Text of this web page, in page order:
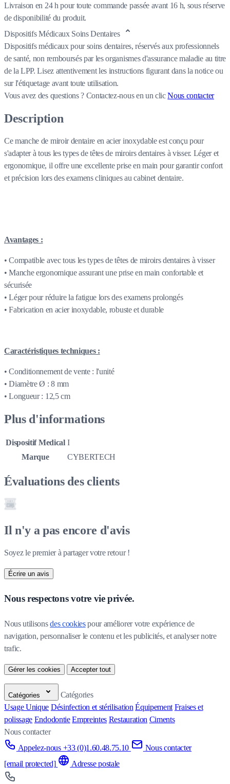
Livraison en 24 h pour toute commande passée avant 16 h, sous réserve
de disponibilité du produit.
Dispositifs Médicaux Soins Dentaires
Dispositifs médicaux pour soins dentaires, réservés aux professionnels
de santé, non remboursés par les organismes d'assurance maladie au titre
de la LPP. Lisez attentivement les instructions figurant dans la notice ou
sur l'étiquetage avant toute utilisation.
Vous avez des questions ? Contactez-nous en un clicNous contacter
Description
Ce manche de miroir dentaire en acier inoxydable est conçu pour
s'adapter à tous les types de têtes de miroirs dentaires à visser. Léger et
ergonomique, il offre une excellente prise en main pour garantir confort
et précision lors des examens cliniques au cabinet dentaire.
Avantages :
• Compatible avec tous les types de têtes de miroirs dentaires à visser
• Manche ergonomique assurant une prise en main confortable et
sécurisée
• Léger pour réduire la fatigue lors des examens prolongés
• Fabrication en acier inoxydable, robuste et durable
Caractéristiques techniques :
• Conditionnement de vente : l'unité
• Diamètre Ø : 8 mm
• Longueur : 12,5 cm
Plus d'informations
Dispositif Medical I
Marque
CYBERTECH
Évaluations des clients
Il n'y a pas encore d'avis
Soyez le premier à partager votre retour !
Écrire un avis
Nous respectons votre vie privée.
Nous utilisons des cookies pour améliorer votre expérience de
navigation, personnaliser le contenu et les publicités, et analyser notre
trafic.
Gérer les cookies Accepter tout
Catégories
Catégories
Usage Unique Désinfection et stérilisation Équipement Fraises et
polissage Endodontie Empreintes Restauration Ciments
Nous contacter
Appelez-nous +33 (0)1.60.48.75.10
Nous contacter
[email protected]
Adresse postale